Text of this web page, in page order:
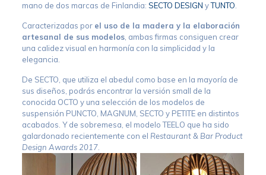
mano de dos marcas de Finlandia: SECTO DESIGN yTUNTO.
Caracterizadas por el uso de la madera y la elaboración
artesanal de sus modelos, ambas firmas consiguen crear
una calidez visual en harmonía con la simplicidad y la
elegancia.
De SECTO, que utiliza el abedul como base en la mayoría de
sus diseños, podrás encontrar la versión small de la
conocida OCTO y una selección de los modelos de
suspensión PUNCTO, MAGNUM, SECTO y PETITE en distintos
acabados. Y de sobremesa, el modelo TEELO que ha sido
galardonado recientemente con el Restaurant & Bar Product
Design Awards 2017.